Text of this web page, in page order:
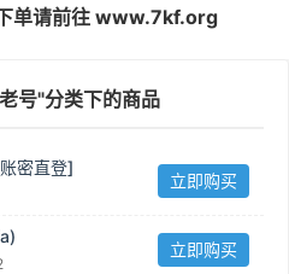
单请前往 www.7kf.org
号"分类下的商品
密直登]
立即购买
立即购买